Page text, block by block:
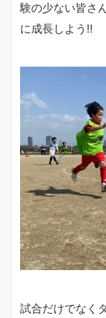
験の少ない皆さ
に成長しよう‼︎
試合だけでなく